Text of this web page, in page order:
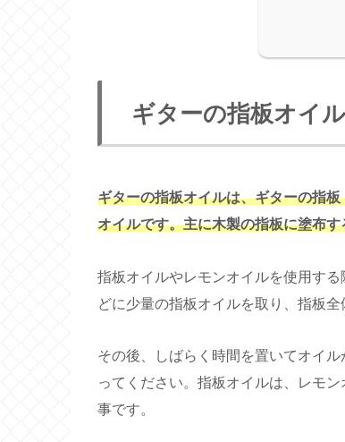
ギターの指板オイ
ギターの指板オイルは、ギターの指
オイルです。主に木製の指板に塗布
指板オイルやレモンオイルを使用す
どに少量の指板オイルを取り、指板全
その後、しばらく時間を置いてオイ
ってください。指板オイルは、レモ
事です。